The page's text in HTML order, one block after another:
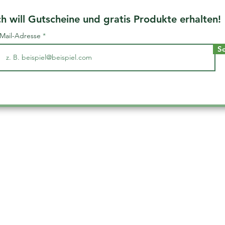
will Gutscheine und gratis Produkte erhalten!
Adresse